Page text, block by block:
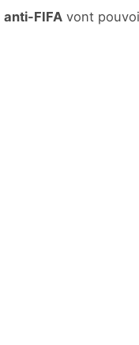
anti-FIFAvont